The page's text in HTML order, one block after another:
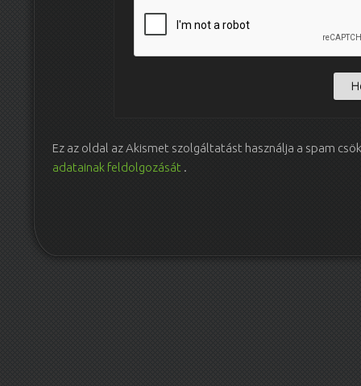
Ez az oldal az Akismet szolgáltatást használja a spam
adatainak feldolgozását .